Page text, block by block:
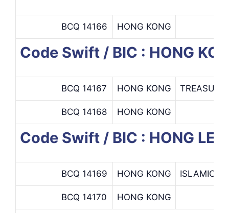
BCQ 14166 HONG KONG
Code Swift / BIC : HONG
BCQ 14167 HONG KONG
BCQ 14168 HONG KONG
Code Swift / BIC : HONG
BCQ 14169 HONG KONG ISLAMIC
BCQ 14170 HONG KONG